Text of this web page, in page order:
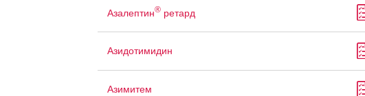
Азалептин®ретард
Азидотимидин
Азимитем